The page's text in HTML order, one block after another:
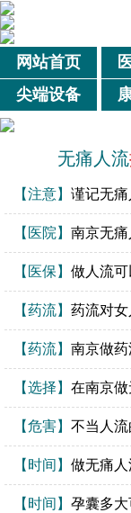
网站首页
尖端设备
无痛人流
【注意】 谨记无
【医院】 南京无
【医保】 做人流
【药流】 药流对
【药流】 南京做
【选择】 在南京
【危害】 不当人
【时间】 做无痛
【时间】 孕囊多